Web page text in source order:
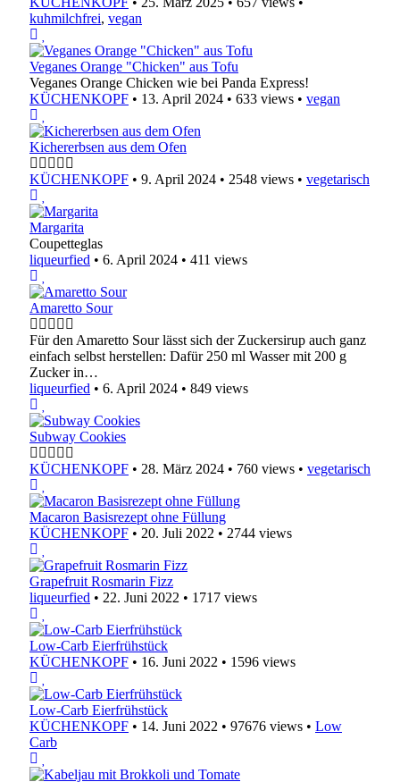
kuhmilchfrei, vegan
Veganes Orange "Chicken" aus Tofu
Veganes Orange Chicken wie bei Panda Express!
KÜCHENKOPF • 13. April 2024 • 633 views • vegan
Kichererbsen aus dem Ofen
KÜCHENKOPF • 9. April 2024 • 2548 views • vegetarisch
Margarita
Coupetteglas
liqueurfied • 6. April 2024 • 411 views
Amaretto Sour
Für den Amaretto Sour lässt sich der Zuckersirup auch ganz
einfach selbst herstellen: Dafür 250 ml Wasser mit 200 g
Zucker in…
liqueurfied • 6. April 2024 • 849 views
Subway Cookies
KÜCHENKOPF • 28. März 2024 • 760 views • vegetarisch
Macaron Basisrezept ohne Füllung
KÜCHENKOPF • 20. Juli 2022 • 2744 views
Grapefruit Rosmarin Fizz
liqueurfied • 22. Juni 2022 • 1717 views
Low-Carb Eierfrühstück
KÜCHENKOPF • 16. Juni 2022 • 1596 views
Low-Carb Eierfrühstück
KÜCHENKOPF • 14. Juni 2022 • 97676 views • Low
Carb